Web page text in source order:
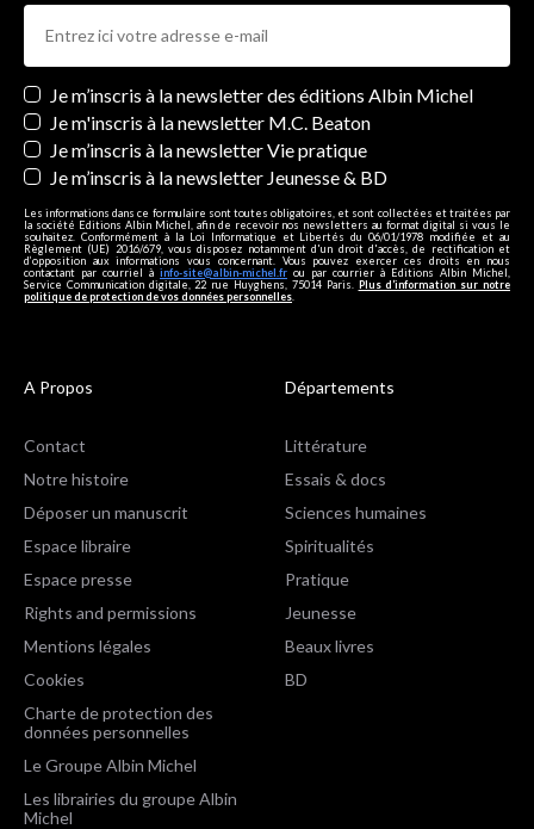
Newsletters
Je m’inscris à la newsletter des éditions Albin Michel
Je m'inscris à la newsletter M.C. Beaton
Je m’inscris à la newsletter Vie pratique
Je m’inscris à la newsletter Jeunesse & BD
Les informations dans ce formulaire sont toutes obligatoires, et sont collectées et traitées par
la société Editions Albin Michel, afin de recevoir nos newsletters au format digital si vous le
souhaitez. Conformément à la Loi Informatique et Libertés du 06/01/1978 modifiée et au
Règlement (UE) 2016/679, vous disposez notamment d'un droit d'accès, de rectification et
d’opposition aux informations vous concernant. Vous pouvez exercer ces droits en nous
contactant par courriel à info-site@albin-michel.fr ou par courrier à Editions Albin Michel,
Service Communication digitale, 22 rue Huyghens, 75014 Paris. Plus d’information sur notre
politique de protection de vos données personnelles
A Propos
Contact
Notre histoire
Déposer un manuscrit
Espace libraire
Espace presse
Rights and permissions
Mentions légales
Cookies
Charte de protection des
données personnelles
Le Groupe Albin Michel
Les librairies du groupe Albin
Michel
Départements
Littérature
Essais & docs
Sciences humaines
Spiritualités
Pratique
Jeunesse
Beaux livres
BD